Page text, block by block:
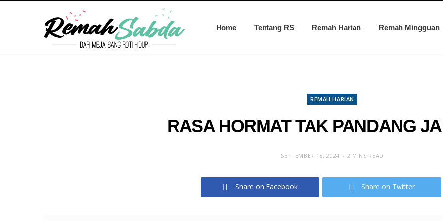
Home Tentang RS Remah Harian Remah Mingguan
REMAH HARIAN
RASA HORMAT TAK PANDANG
SEPTEMBER 15, 2024 2 MINS READ
Share on Facebook Share on Twitter